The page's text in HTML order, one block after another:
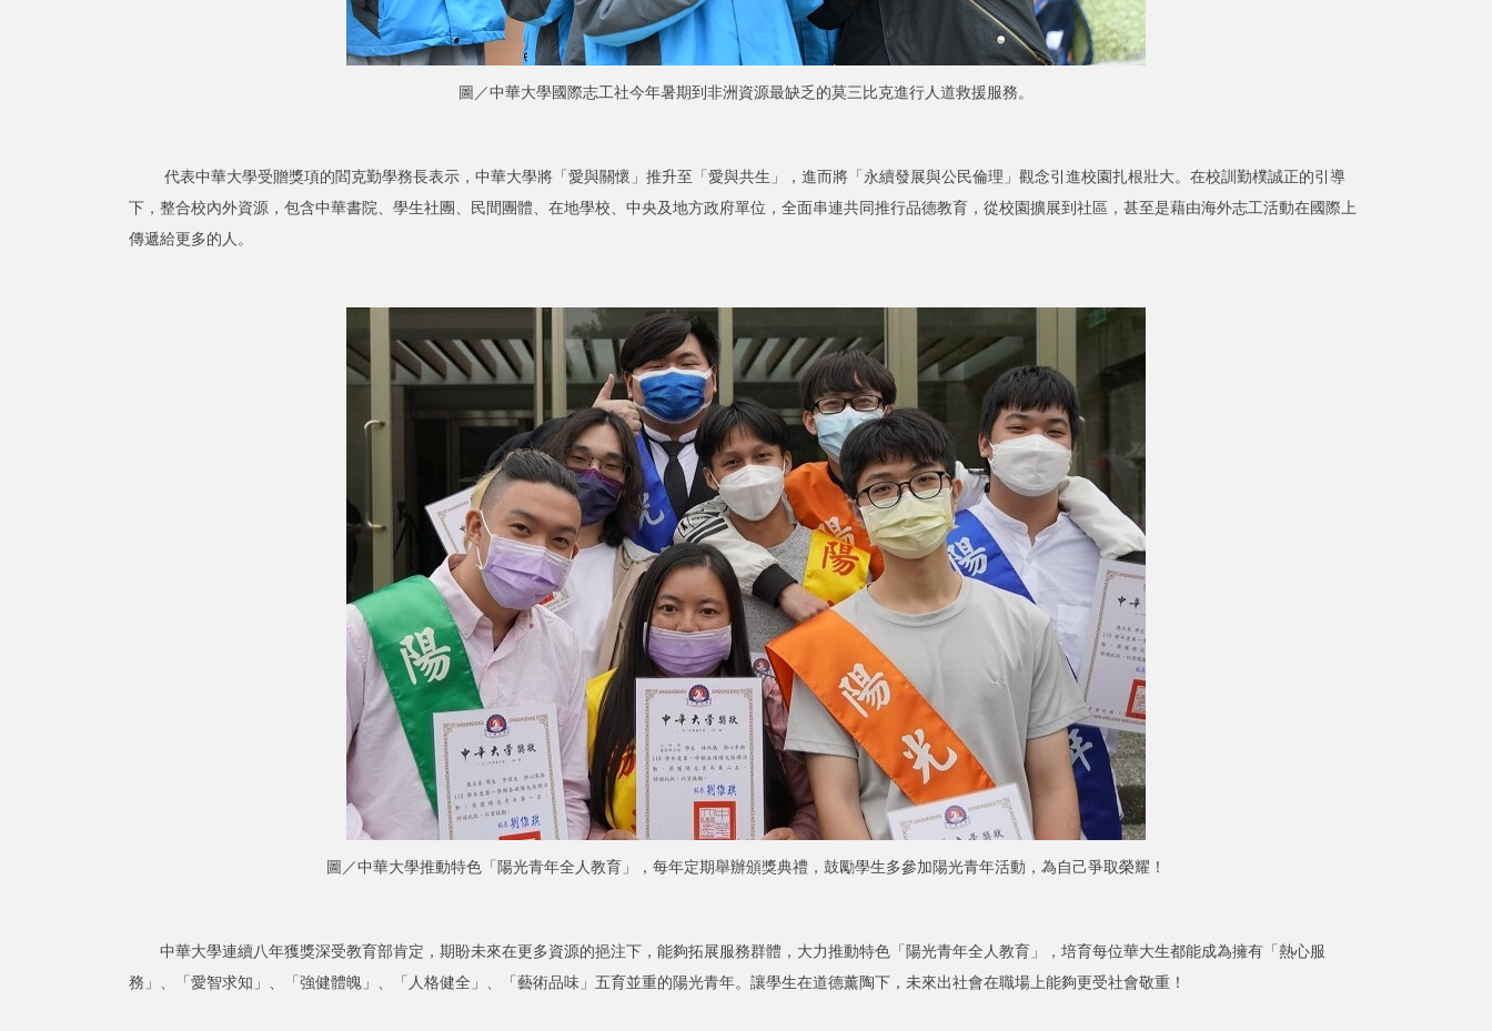
圖／中華大學國際志工社今年暑期到非洲資源最缺乏的莫三比克進行人道救援服務。
代表中華大學受贈獎項的閻克勤學務長表示，中華大學將「愛與關懷」推升至「愛與共生」，進而將「永續發展與公民倫理」觀念引進校園扎根壯大。在校訓勤樸誠正的引導
下，整合校內外資源，包含中華書院、學生社團、民間團體、在地學校、中央及地方政府單位，全面串連共同推行品德教育，從校園擴展到社區，甚至是藉由海外志工活動在國際上
傳遞給更多的人。
圖／中華大學推動特色「陽光青年全人教育」，每年定期舉辦頒獎典禮，鼓勵學生多參加陽光青年活動，為自己爭取榮耀！
中華大學連續八年獲獎深受教育部肯定，期盼未來在更多資源的挹注下，能夠拓展服務群體，大力推動特色「陽光青年全人教育」，培育每位華大生都能成為擁有「熱心服
務」、「愛智求知」、「強健體魄」、「人格健全」、「藝術品味」五育並重的陽光青年。讓學生在道德薰陶下，未來出社會在職場上能夠更受社會敬重！